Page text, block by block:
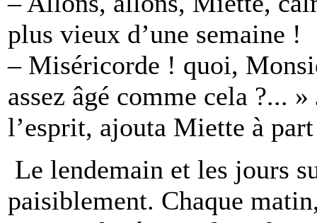
plus vieux d’une semaine !
– Miséricorde ! quoi,
assez âgé comme cela ?...
l’esprit, ajouta Miette à
Le lendemain et les jours
paisiblement. Chaque